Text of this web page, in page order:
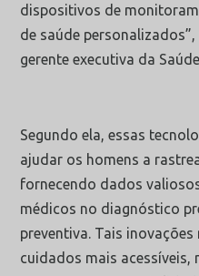
dispositivos de
de saúde
gerente executiva da
Segundo ela, essas
ajudar os homens a
fornecendo dados
médicos no diagnóstico
preventiva. Tais
cuidados mais acessíveis,